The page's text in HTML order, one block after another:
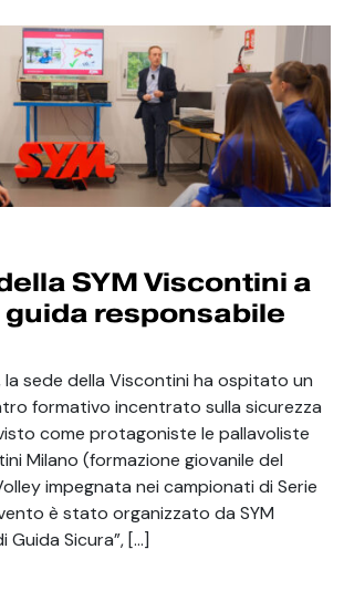
SYM Viscontini a
guida responsabile
la sede della Viscontini ha ospitato un
formativo incentrato sulla sicurezza
come protagoniste le pallavoliste
Milano (formazione giovanile del
impegnata nei campionati di Serie
è stato organizzato da SYM
Guida Sicura”, […]